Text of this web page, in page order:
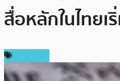
สื่อหลักในไทยเ